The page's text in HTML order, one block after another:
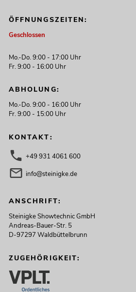
Bestand reicht ca. 11 Wo.
Installationslautsprecher 100V schwarz
No. 11036956
Bestand reicht ca. 2 Wo.
349,00€
ÖFFNUNGSZEITEN:
Geschlossen
Mo.-Do. 9:00 - 17:00 Uhr
Fr. 9:00 - 16:00 Uhr
ABHOLUNG:
Mo.-Do. 9:00 - 16:00 Uhr
Fr. 9:00 - 15:00 Uhr
KONTAKT:
+49 931 4061 600
info@steinigke.de
ANSCHRIFT:
Steinigke Showtechnic GmbH
Andreas-Bauer-Str. 5
D-97297 Waldbüttelbrunn
ZUGEHÖRIGKEIT: